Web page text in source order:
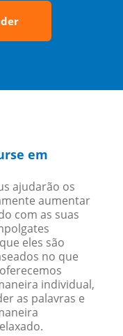
em
ajudarão os
aumentar
com as suas
eles são
no que
individual,
as palavras e